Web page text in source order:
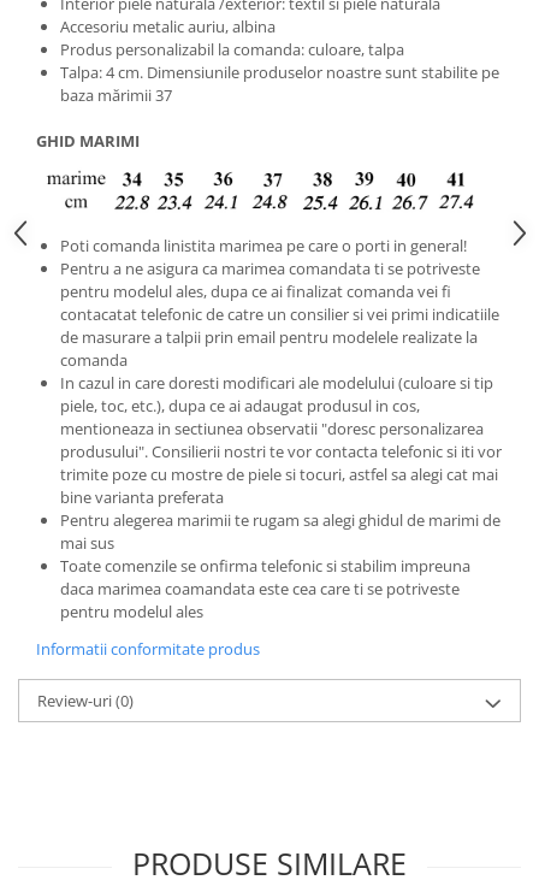
Accesoriu metalic auriu, albina
Produs personalizabil la comanda: culoare, talpa
Talpa: 4 cm. Dimensiunile produselor noastre sunt stabilite pe
baza mărimii 37
GHID MARIMI
Poti comanda linistita marimea pe care o porti in general!
Pentru a ne asigura ca marimea comandata ti se potriveste
pentru modelul ales, dupa ce ai finalizat comanda vei fi
contacatat telefonic de catre un consilier si vei primi indicatiile
de masurare a talpii prin email pentru modelele realizate la
comanda
In cazul in care doresti modificari ale modelului (culoare si tip
piele, toc, etc.), dupa ce ai adaugat produsul in cos,
mentioneaza in sectiunea observatii "doresc personalizarea
produsului". Consilierii nostri te vor contacta telefonic si iti vor
trimite poze cu mostre de piele si tocuri, astfel sa alegi cat mai
bine varianta preferata
Pentru alegerea marimii te rugam sa alegi ghidul de marimi de
mai sus
Toate comenzile se onfirma telefonic si stabilim impreuna
daca marimea coamandata este cea care ti se potriveste
pentru modelul ales
Informatii conformitate produs
Review-uri(0)
PRODUSE SIMILARE